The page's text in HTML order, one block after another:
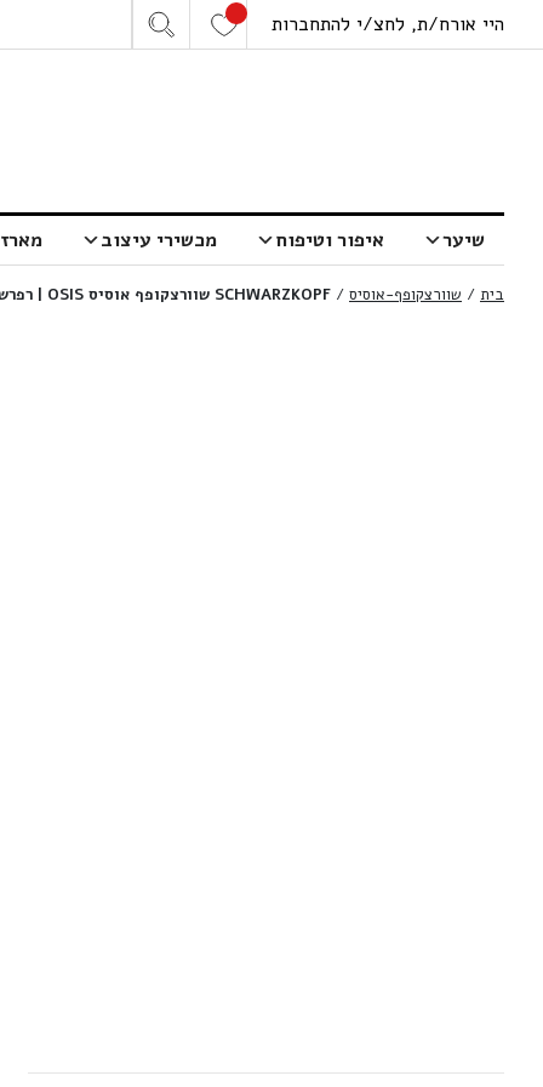
היי אורח/ת, לחצ/י להתחברות
שיער איפור וטיפוח מכשירי עיצוב
בית / שוורצקופף-אוסיס / SCHWARZKOPF שוורצקופף אוסיס OSIS | רפרש דאסט שמפו יבש מעניק נפח | 300 מ”ל